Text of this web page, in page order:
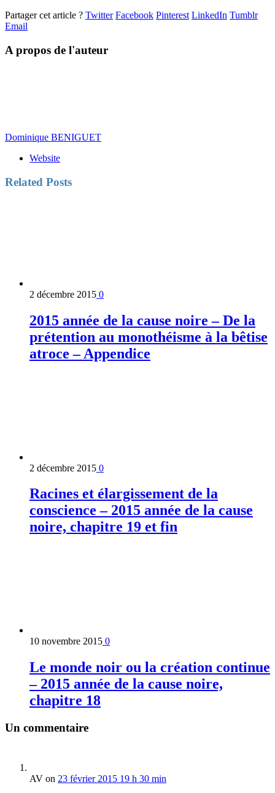
Partager cet article ? Twitter Facebook Pinterest LinkedIn Tumblr
Email
A propos de l'auteur
Dominique BENIGUET
Website
Related Posts
2 décembre 2015 0
2015 année de la cause noire – De la
prétention au monothéisme à la bêtise
atroce – Appendice
2 décembre 2015 0
Racines et élargissement de la
conscience – 2015 année de la cause
noire, chapitre 19 et fin
10 novembre 2015 0
Le monde noir ou la création continue
– 2015 année de la cause noire,
chapitre 18
Un commentaire
AV on 23 février 2015 19 h 30 min